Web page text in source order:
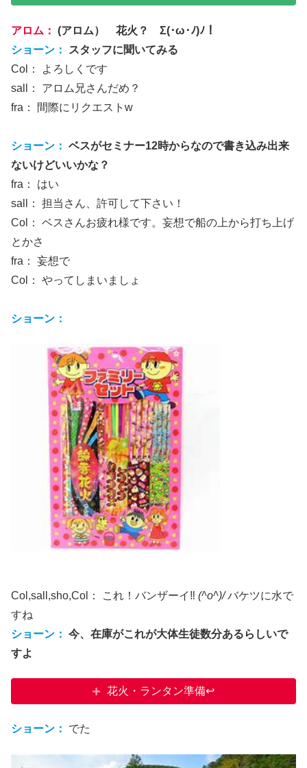
アロム： (アロム） 花火？ Σ(･ω･ﾉ)ﾉ！
ショーン：
スタッフに聞いてみる
Col： よろしくです
sall： アロム兄さんだめ？
fra： 間際にリクエストw
ショーン： ベスがセミナー12時からなので書き込み出来
ないけどいいかな？
fra： はい
sall： 担当さん、許可して下さい！
Col： ベスさんお疲れ様です。妄想で船の上から打ち上げ
とかさ
fra： 妄想で
Col： やってしまいましょ
ショーン：
Col,sall,sho,Col： これ！バンザーイ‼️ (^o^)/バケツに水で
すね
ショーン： 今、在庫がこれが大体生徒数分あるらしいで
すよ
花火・ランタン準備↩
ショーン： でた